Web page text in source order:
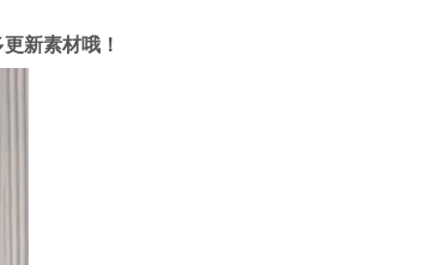
新素材哦！